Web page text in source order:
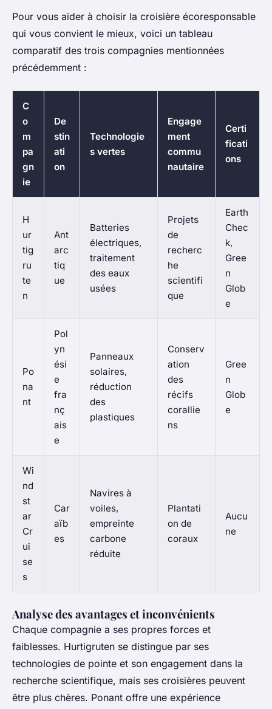
Pour vous aider à choisir la croisière écoresponsable
qui vous convient le mieux, voici un tableau
comparatif des trois compagnies mentionnées
précédemment :
C
o
m
pa
gn
ie
De
stin
ati
on
Technologie
s vertes
Engage
ment
commu
nautaire
Certi
ficati
ons
H
ur
tig
ru
te
n
Ant
arc
tiq
ue
Batteries
électriques,
traitement
des eaux
usées
Projets
de
recherc
he
scientifi
que
Earth
Chec
k,
Gree
n
Glob
e
Po
na
nt
Pol
yn
ési
e
fra
nç
ais
e
Panneaux
solaires,
réduction
des
plastiques
Conserv
ation
des
récifs
corallie
ns
Gree
n
Glob
e
Wi
nd
st
ar
Cr
ui
se
s
Car
aïb
es
Navires à
voiles,
empreinte
carbone
réduite
Plantati
on de
coraux
Aucu
ne
Analyse des avantages et inconvénients
Chaque compagnie a ses propres forces et
faiblesses. Hurtigruten se distingue par ses
technologies de pointe et son engagement dans la
recherche scientifique, mais ses croisières peuvent
être plus chères. Ponant offre une expérience